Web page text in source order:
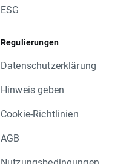
ESG
Regulierungen
Datenschutzerklärung
Hinweis geben
Cookie-Richtlinien
AGB